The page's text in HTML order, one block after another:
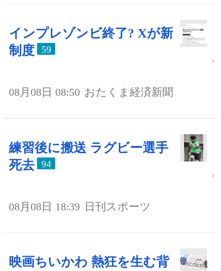
インプレゾンビ終了? Xが新
制度
59
08月08日 08:50 おたくま経済新聞
練習後に搬送 ラグビー選手
死去
94
08月08日 18:39 日刊スポーツ
映画ちいかわ 熱狂を生む背